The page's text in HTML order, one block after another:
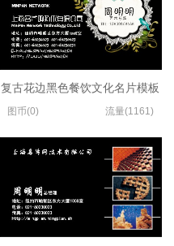
复古花边黑色餐饮文化名片模板
图币(0) 流量(1161)